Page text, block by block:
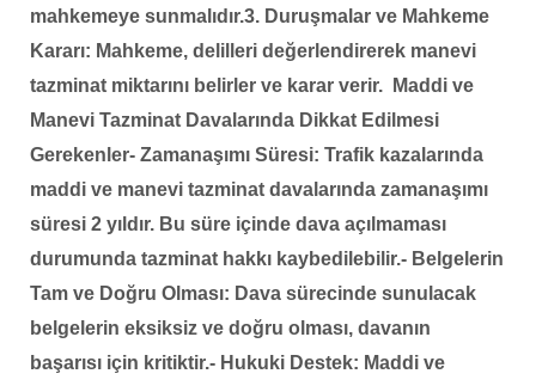
mahkemeye sunmalıdır.3. Duruşmalar ve Mahkeme
Kararı: Mahkeme, delilleri değerlendirerek manevi
tazminat miktarını belirler ve karar verir.
Maddi ve
Manevi Tazminat Davalarında Dikkat Edilmesi
Gerekenler- Zamanaşımı Süresi: Trafik kazalarında
maddi ve manevi tazminat davalarında zamanaşımı
süresi 2 yıldır. Bu süre içinde dava açılmaması
durumunda tazminat hakkı kaybedilebilir.- Belgelerin
Tam ve Doğru Olması: Dava sürecinde sunulacak
belgelerin eksiksiz ve doğru olması, davanın
başarısı için kritiktir.- Hukuki Destek: Maddi ve